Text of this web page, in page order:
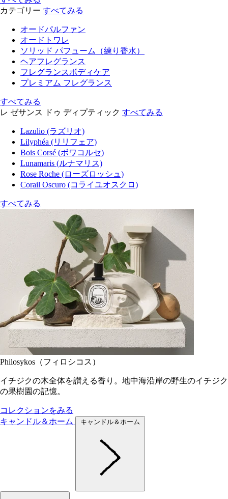
カテゴリー すべてみる
オードパルファン
オードトワレ
ソリッド パフューム（練り香水）
ヘアフレグランス
フレグランスボディケア
プレミアム フレグランス
すべてみる
レ ゼサンス ドゥ ディプティック すべてみる
Lazulio (ラズリオ)
Lilyphéa (リリフェア)
Bois Corsé (ボワコルセ)
Lunamaris (ルナマリス)
Rose Roche (ローズロッシュ)
Corail Oscuro (コライユオスクロ)
すべてみる
Philosykos（フィロシコス）
イチジクの木全体を讃える香り。地中海沿岸の野生のイチジク
の果樹園の記憶。
コレクションをみる
キャンドル＆ホーム
キャンドル＆ホーム